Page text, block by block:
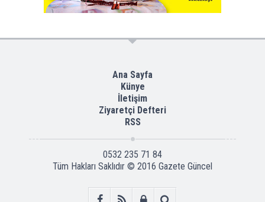
Ana Sayfa
Künye
İletişim
Ziyaretçi Defteri
RSS
0532 235 71 84
Tüm Hakları Saklıdır © 2016 Gazete Güncel